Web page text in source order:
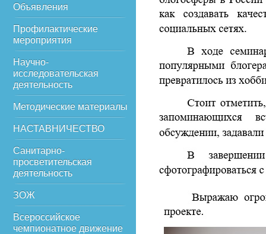
Объявления
Профилактические
мероприятия
Научно-
исследовательская
деятельность
Методические материалы
НАСТАВНИЧЕСТВО
Санитарно-
просветительская
деятельность
ЗОЖ
Всероссийское
чемпионатное движение